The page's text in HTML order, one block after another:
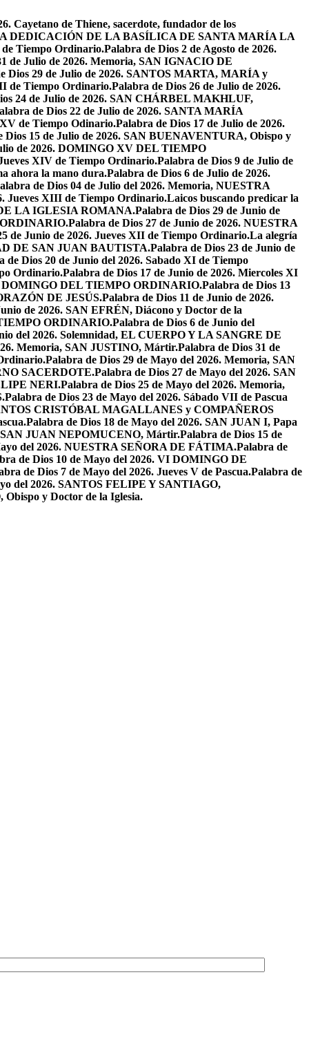
Cayetano de Thiene, sacerdote, fundador de los
LA DEDICACIÓN DE LA BASÍLICA DE SANTA MARÍA LA
de Tiempo Ordinario.Palabra de Dios 2 de Agosto de 2026.
de Julio de 2026. Memoria, SAN IGNACIO DE
Dios 29 de Julio de 2026. SANTOS MARTA, MARÍA y
de Tiempo Ordinario.Palabra de Dios 26 de Julio de 2026.
24 de Julio de 2026. SAN CHÁRBEL MAKHLUF,
de Dios 22 de Julio de 2026. SANTA MARÍA
de Tiempo Odinario.Palabra de Dios 17 de Julio de 2026.
Dios 15 de Julio de 2026. SAN BUENAVENTURA, Obispo y
de 2026. DOMINGO XV DEL TIEMPO
XIV de Tiempo Ordinario.Palabra de Dios 9 de Julio de
ahora la mano dura.Palabra de Dios 6 de Julio de 2026.
de Dios 04 de Julio del 2026. Memoria, NUESTRA
Jueves XIII de Tiempo Ordinario.Laicos buscando predicar la
LA IGLESIA ROMANA.Palabra de Dios 29 de Junio de
Palabra de Dios 27 de Junio de 2026. NUESTRA
de Junio de 2026. Jueves XII de Tiempo Ordinario.La alegría
DE SAN JUAN BAUTISTA.Palabra de Dios 23 de Junio de
de Dios 20 de Junio del 2026. Sabado XI de Tiempo
Ordinario.Palabra de Dios 17 de Junio de 2026. Miercoles XI
DOMINGO DEL TIEMPO ORDINARIO.Palabra de Dios 13
DE JESÚS.Palabra de Dios 11 de Junio de 2026.
de 2026. SAN EFRÉN, Diácono y Doctor de la
ORDINARIO.Palabra de Dios 6 de Junio del
del 2026. Solemnidad, EL CUERPO Y LA SANGRE DE
Memoria, SAN JUSTINO, Mártir.Palabra de Dios 31 de
Palabra de Dios 29 de Mayo del 2026. Memoria, SAN
SACERDOTE.Palabra de Dios 27 de Mayo del 2026. SAN
NERI.Palabra de Dios 25 de Mayo del 2026. Memoria,
Palabra de Dios 23 de Mayo del 2026. Sábado VII de Pascua
CRISTÓBAL MAGALLANES y COMPAÑEROS
Palabra de Dios 18 de Mayo del 2026. SAN JUAN I, Papa
SAN JUAN NEPOMUCENO, Mártir.Palabra de Dios 15 de
del 2026. NUESTRA SEÑORA DE FÁTIMA.Palabra de
de Dios 10 de Mayo del 2026. VI DOMINGO DE
de Dios 7 de Mayo del 2026. Jueves V de Pascua.Palabra de
del 2026. SANTOS FELIPE Y SANTIAGO,
y Doctor de la Iglesia.